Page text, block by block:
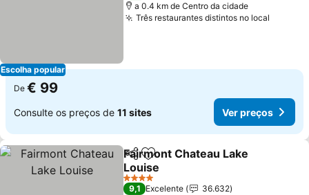
Escolha popular
a 0.4 km de Centro da cidade
Três restaurantes distintos no local
De € 99
Consulte os preços de 11 sites Ver preços
PartilharAdicionar aos favoritos
Fairmont Chateau Lake
Louise
Ver preços
4 Estrelas
9,1 Excelente
36.632